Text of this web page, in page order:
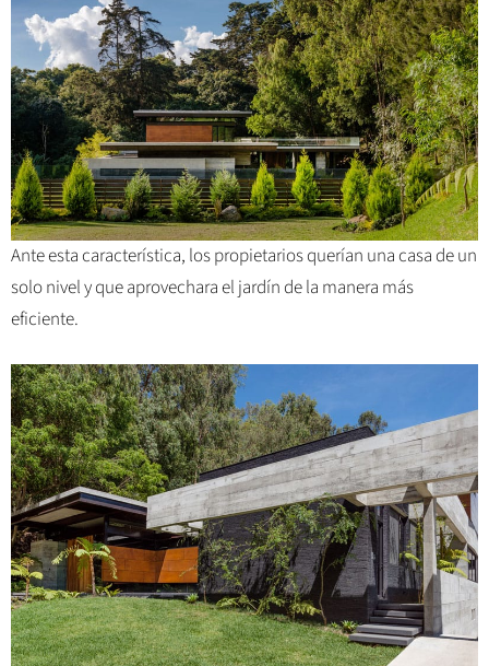
Ante esta característica, los propietarios querían una casa de un
solo nivel y que aprovechara el jardín de la manera más
eficiente.